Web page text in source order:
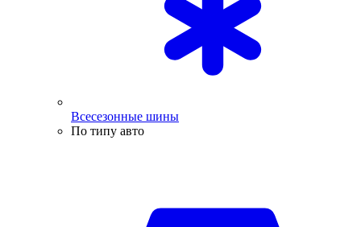
Всесезонные шины
По типу авто